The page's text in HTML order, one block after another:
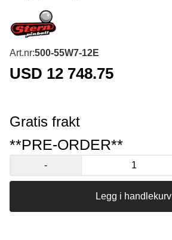
Art.nr:500-55W7-12E
USD 12 748.75
Gratis frakt
**PRE-ORDER**
-
Legg i handlekurv